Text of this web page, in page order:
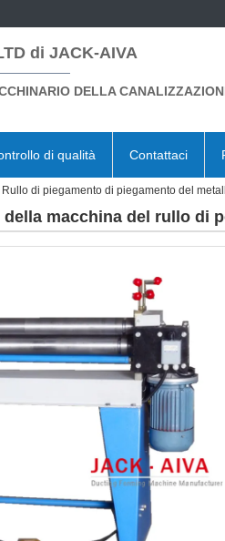
di JACK-AIVA
DELLA
di qualità Contattaci
Rullo di piegamento di piegamento del
macchina del rullo di